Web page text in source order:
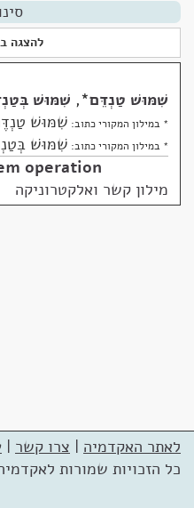
להצגה
שִׁמּוּשׁ טַנְדֵּם*
, שִׁמּוּשׁ
* במילון המקורי כתוב: שִׁמּוּשׁ
* במילון המקורי כתוב: שִׁמּוּשׁ
operation
מילון קשר ואלקטרוניקה
לאתר האקדמיה | צרו קשר |
כל הזכויות שמורות